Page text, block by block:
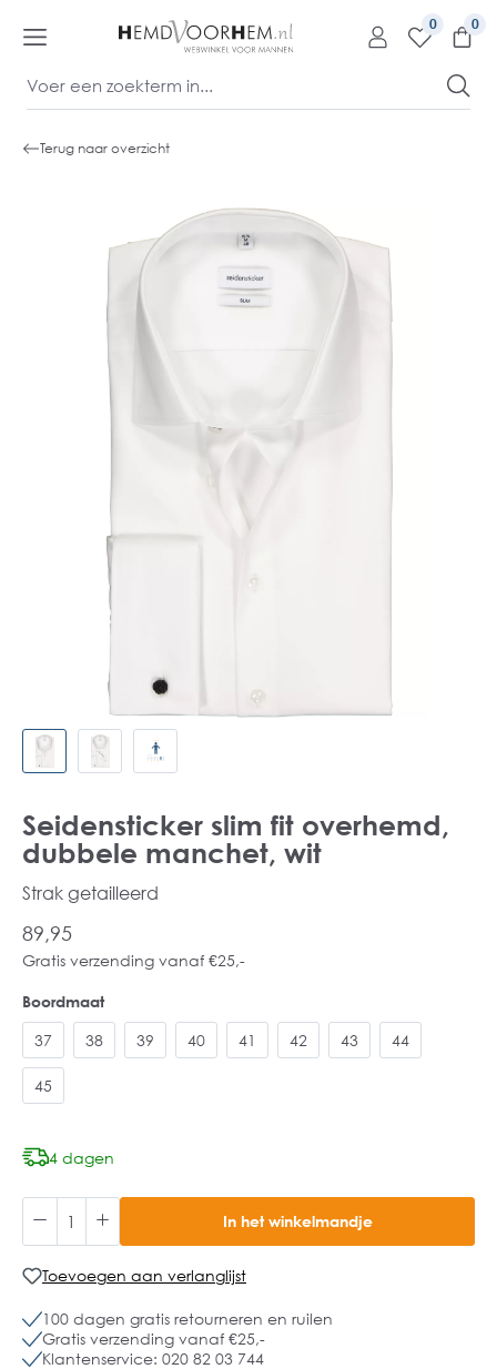
0
Terug naar overzicht
Seidensticker slim fit overhemd,
dubbele manchet, wit
Strak getailleerd
89,95
Gratis verzending vanaf €25,-
Boordmaat
37 38 39 40 41 42 43 44
45
4 dagen
In het winkelmandje
Toevoegen aan verlanglijst
100 dagen gratis retourneren en ruilen
Gratis verzending vanaf €25,-
Klantenservice: 020 82 03 744